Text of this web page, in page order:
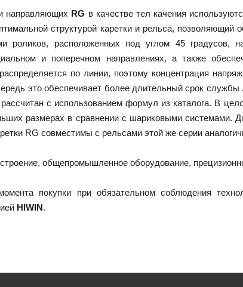
направляющих RG в качестве тел качения
структурой каретки и рельса, позволяющий
роликов, расположенных под углом 45 градусов,
и поперечном направлениях, а также
по линии, поэтому концентрация
это обеспечивает более длительный срок
с использованием формул из каталога. В
размерах в сравнении с шариковыми системами.
RG совместимы с рельсами этой же серии
общепромышленное оборудование,
покупки при обязательном соблюдения
HIWIN.